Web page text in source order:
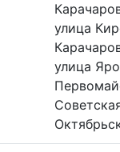
улица
улица